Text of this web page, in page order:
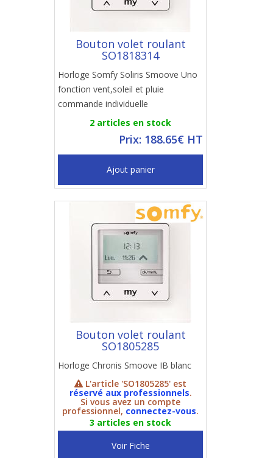
Bouton volet roulant
SO1818314
Horloge Somfy Soliris Smoove Uno
fonction vent,soleil et pluie
commande individuelle
2 articles en stock
Prix: 188.65€ HT
Ajout panier
Bouton volet roulant
SO1805285
Horloge Chronis Smoove IB blanc
L'article 'SO1805285' est
réservé aux professionnels.
Si vous avez un compte
professionnel, connectez-vous.
3 articles en stock
Voir Fiche